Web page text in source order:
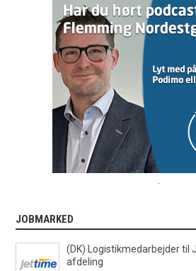
JOBMARKED
(DK) Logistikmedarbejder til
afdeling